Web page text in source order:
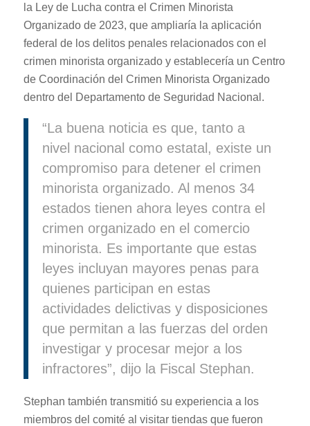
la Ley de Lucha contra el Crimen Minorista
Organizado de 2023, que ampliaría la aplicación
federal de los delitos penales relacionados con el
crimen minorista organizado y establecería un Centro
de Coordinación del Crimen Minorista Organizado
dentro del Departamento de Seguridad Nacional.
“La buena noticia es que, tanto a
nivel nacional como estatal, existe un
compromiso para detener el crimen
minorista organizado. Al menos 34
estados tienen ahora leyes contra el
crimen organizado en el comercio
minorista. Es importante que estas
leyes incluyan mayores penas para
quienes participan en estas
actividades delictivas y disposiciones
que permitan a las fuerzas del orden
investigar y procesar mejor a los
infractores”, dijo la Fiscal Stephan.
Stephan también transmitió su experiencia a los
miembros del comité al visitar tiendas que fueron